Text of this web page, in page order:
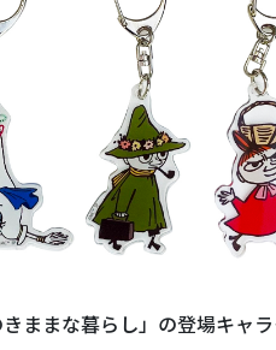
ままな暮らし」の登場キャ